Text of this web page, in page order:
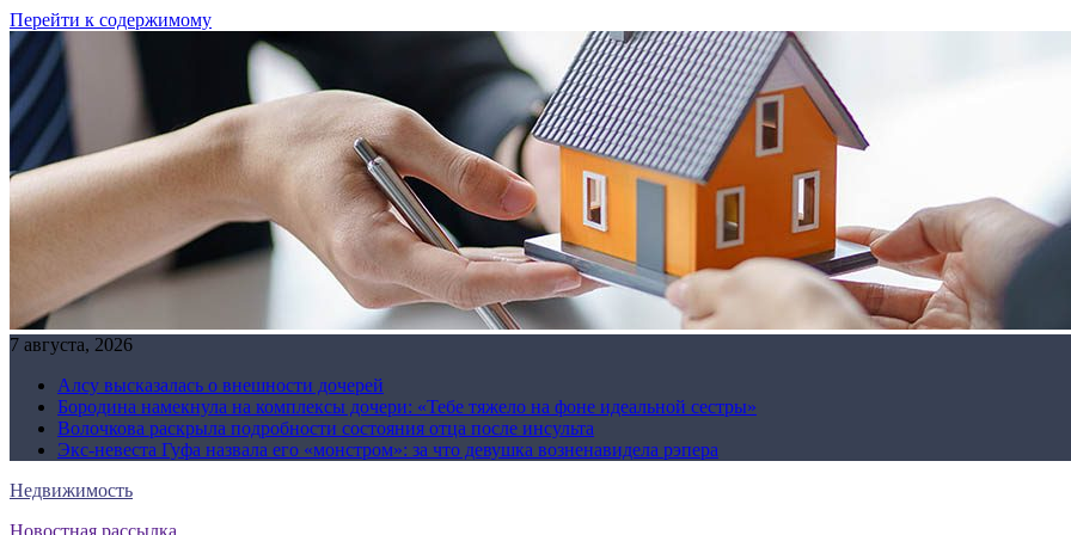
Перейти к содержимому
7 августа, 2026
Алсу высказалась о внешности дочерей
Бородина намекнула на комплексы дочери: «Тебе тяжело на фоне идеальной сестры»
Волочкова раскрыла подробности состояния отца после инсульта
Экс-невеста Гуфа назвала его «монстром»: за что девушка возненавидела рэпера
Недвижимость
Новостная рассылка